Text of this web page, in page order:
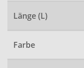
Länge (L)
Farbe